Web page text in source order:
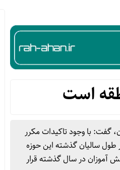
است
گفت: با وجود تاکیدات مکرر
طول سالیان گذشته این حوزه
آموزان در سال گذشته قرار